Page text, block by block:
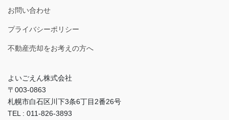
お問い合わせ
プライバシーポリシー
不動産売却をお考えの方へ
よいごえん株式会社
〒003-0863
札幌市白石区川下3条6丁目2番26号
TEL : 011-826-3893